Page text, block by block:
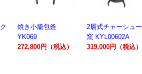
2層式チャーシュー
窯 KYL00602A
319,000円（税込）
電動製麺機 STDZM-
300A
162,800円（税込）